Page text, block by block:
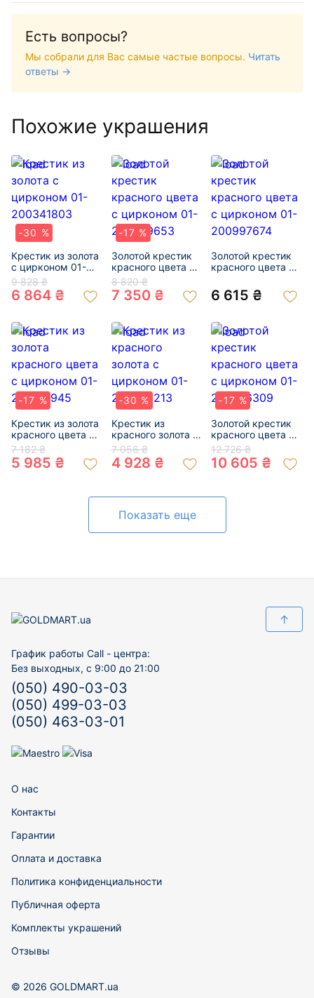
Есть вопросы?
Мы собрали для Вас самые частые вопросы. Читать
ответы →
Похожие украшения
-30 %
Крестик из золота
с цирконом 01-
200341803
9 828 ₴
6 864 ₴
-17 %
Золотой крестик
красного цвета с
цирконом 01-
200829653
8 820 ₴
7 350 ₴
Золотой крестик
красного цвета с
200997674
6 615 ₴
-17 %
Крестик из золота
красного цвета с
цирконом 01-
200781945
7 182 ₴
5 985 ₴
-30 %
Крестик из
красного золота с
цирконом 01-
200086213
7 056 ₴
4 928 ₴
-17 %
Золотой крестик
красного цвета с
цирконом 01-
200786309
12 726 ₴
10 605 ₴
Показать еще
↑
График работы Call - центра:
Без выходных, с 9:00 до 21:00
(050) 490-03-03
(050) 499-03-03
(050) 463-03-01
О нас
Контакты
Гарантии
Оплата и доставка
Политика конфиденциальности
Публичная оферта
Комплекты украшений
Отзывы
© 2026 GOLDMART.ua